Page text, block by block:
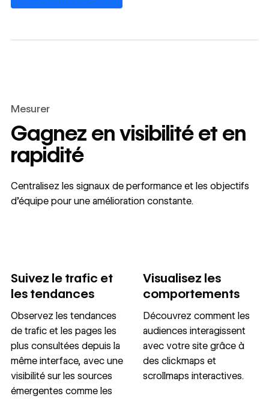
Mesurer
Gagnez en visibilité et en
rapidité
Centralisez les signaux de performance et les objectifs
d’équipe pour une amélioration constante.
Suivez le trafic et
les tendances
Observez les tendances
de trafic et les pages les
plus consultées depuis la
même interface, avec une
visibilité sur les sources
émergentes comme les
Visualisez les
comportements
Découvrez comment les
audiences interagissent
avec votre site grâce à
des clickmaps et
scrollmaps interactives.